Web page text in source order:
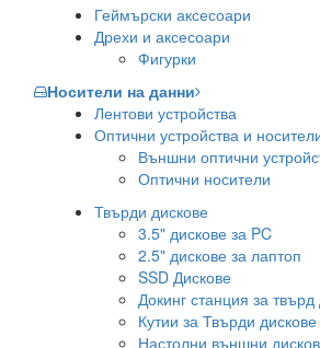
Геймърски аксесоари
Дрехи и аксесоари
Фигурки
Носители на данни
Лентови устройства
Оптични устройства и
Външни оптични
Оптични носители
Твърди дискове
3.5" дискове за PC
2.5" дискове за лаптоп
SSD Дискове
Докинг станция за твърд
Кутии за Твърди дискове
Настолни външни